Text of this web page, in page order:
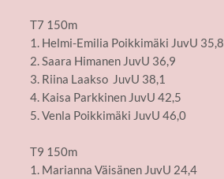
T7 150m
1. Helmi-Emilia Poikkimäki JuvU 35,8
2. Saara Himanen JuvU 36,9
3. Riina Laakso JuvU 38,1
4. Kaisa Parkkinen JuvU 42,5
5. Venla Poikkimäki JuvU 46,0
T9 150m
1. Marianna Väisänen JuvU 24,4